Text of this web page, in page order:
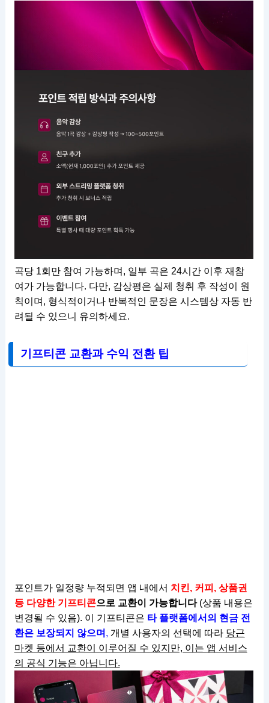
곡당 1회만 참여 가능하며, 일부 곡은 24시간 이후 재참
여가 가능합니다. 다만, 감상평은 실제 청취 후 작성이 원
칙이며, 형식적이거나 반복적인 문장은 시스템상 자동 반
려될 수 있으니 유의하세요.
기프티콘 교환과 수익 전환 팁
포인트가 일정량 누적되면 앱 내에서 치킨, 커피, 상품권
등 다양한 기프티콘으로 교환이 가능합니다 (상품 내용은
변경될 수 있음). 이 기프티콘은 타 플랫폼에서의 현금 전
환은 보장되지 않으며 , 개별 사용자의 선택에 따라 당근
마켓 등에서 교환이 이루어질 수 있지만, 이는 앱 서비스
의 공식 기능은 아닙니다.